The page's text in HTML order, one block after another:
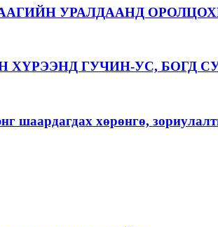
УРАЛДААНД
ГУЧИН-УС, БОГД
шаардагдах хөрөнгө,